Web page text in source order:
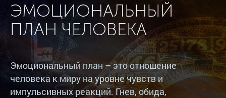
ЭМОЦИОНАЛЬНЫЙ
ПЛАН ЧЕЛОВЕКА
Эмоциональный план – это отношение
человека к миру на уровне чувств и
импульсивных реакций. Гнев, обида,